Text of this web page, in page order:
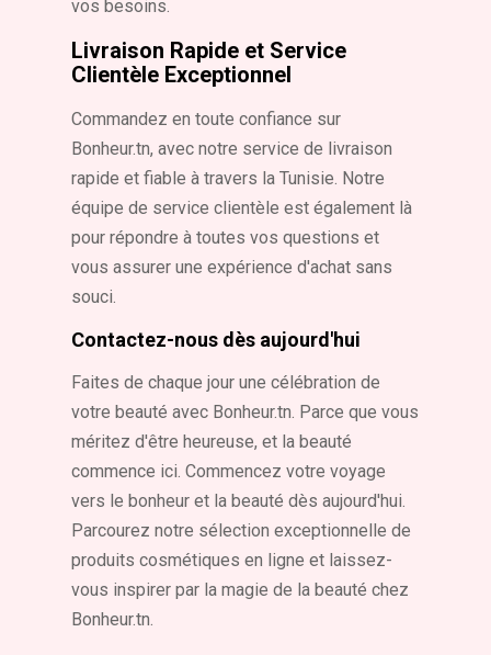
vos besoins.
Livraison Rapide et Service
Clientèle Exceptionnel
Commandez en toute confiance sur
Bonheur.tn, avec notre service de livraison
rapide et fiable à travers la Tunisie. Notre
équipe de service clientèle est également là
pour répondre à toutes vos questions et
vous assurer une expérience d'achat sans
souci.
Contactez-nous dès aujourd'hui
Faites de chaque jour une célébration de
votre beauté avec Bonheur.tn. Parce que vous
méritez d'être heureuse, et la beauté
commence ici. Commencez votre voyage
vers le bonheur et la beauté dès aujourd'hui.
Parcourez notre sélection exceptionnelle de
produits cosmétiques en ligne et laissez-
vous inspirer par la magie de la beauté chez
Bonheur.tn.